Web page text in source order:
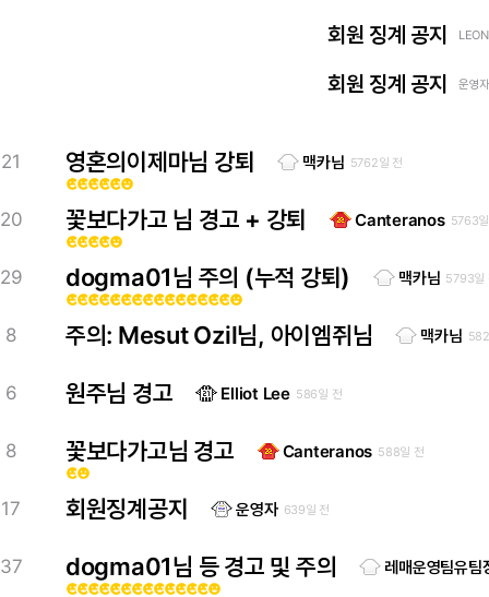
회원 징계 공지
회원 징계 공지 운영
21
emoji_emotionsemoji_emotionsemoji_emotionsemoji_emotionsemoji_emotionsemoji_emotions
영혼의이제마님 강퇴 맥카님 5762일 전
20
emoji_emotionsemoji_emotionsemoji_emotionsemoji_emotionsemoji_emotions
꽃보다가고 님 경고 + 강퇴 Canteranos 5763
29
emoji_emotionsemoji_emotionsemoji_emotionsemoji_emotionsemoji_emotionsemoji_emotionsemoji_emotionsemoji_emotionsemoji_emotionsemoji_emotionsemoji_emotionsemoji_emotionsemoji_emotionsemoji_emotionsemoji_emotionsemoji_emotions
dogma01님 주의 (누적 강퇴) 맥카님 5793일
8 주의: Mesut Ozil님, 아이엠쥐님 맥카님
6 원주님 경고 Elliot Lee 586일 전
8
emoji_emotionsemoji_emotions
꽃보다가고님 경고 Canteranos 588일 전
17 회원징계공지 운영자 639일 전
37
emoji_emotionsemoji_emotionsemoji_emotionsemoji_emotionsemoji_emotionsemoji_emotionsemoji_emotionsemoji_emotionsemoji_emotionsemoji_emotionsemoji_emotionsemoji_emotionsemoji_emotionsemoji_emotions
dogma01님 등 경고 및 주의 레매운영팀유팀